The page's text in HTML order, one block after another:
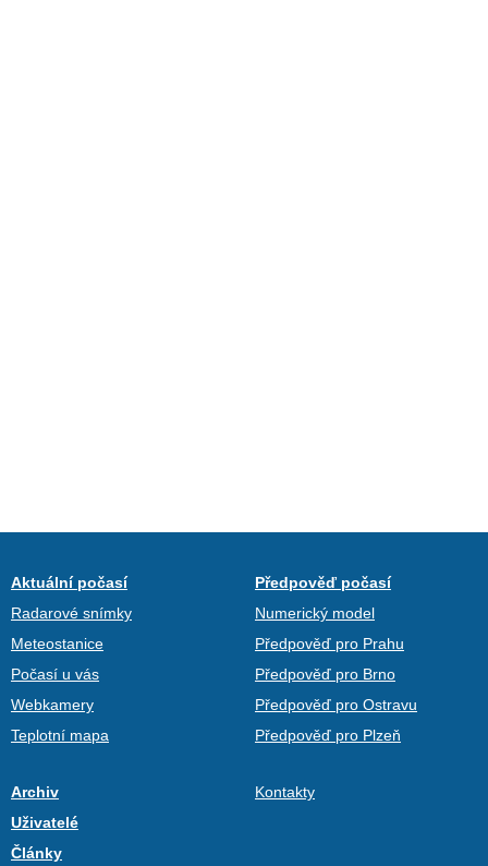
Aktuální počasí
Radarové snímky
Meteostanice
Počasí u vás
Webkamery
Teplotní mapa
Předpověď počasí
Numerický model
Předpověď pro Prahu
Předpověď pro Brno
Předpověď pro Ostravu
Předpověď pro Plzeň
Archiv
Uživatelé
Články
Kontakty